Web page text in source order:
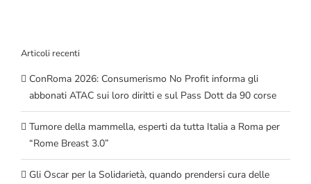
Articoli recenti
ConRoma 2026: Consumerismo No Profit informa gli
abbonati ATAC sui loro diritti e sul Pass Dott da 90 corse
Tumore della mammella, esperti da tutta Italia a Roma per
“Rome Breast 3.0”
Gli Oscar per la Solidarietà, quando prendersi cura delle